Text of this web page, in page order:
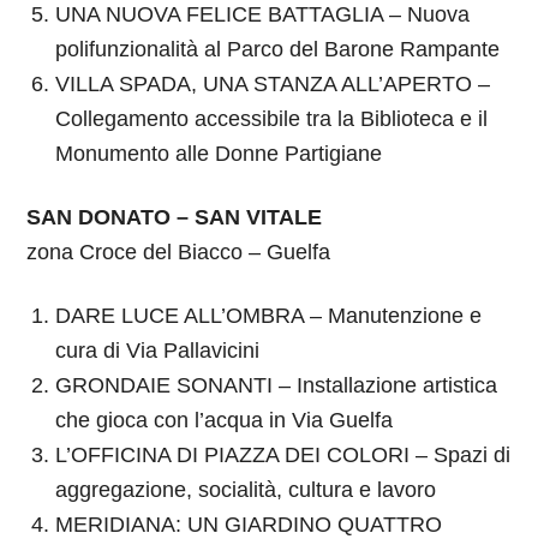
UNA NUOVA FELICE BATTAGLIA – Nuova
polifunzionalità al Parco del Barone Rampante
VILLA SPADA, UNA STANZA ALL’APERTO –
Collegamento accessibile tra la Biblioteca e il
Monumento alle Donne Partigiane
SAN DONATO – SAN VITALE
zona Croce del Biacco – Guelfa
DARE LUCE ALL’OMBRA – Manutenzione e
cura di Via Pallavicini
GRONDAIE SONANTI – Installazione artistica
che gioca con l’acqua in Via Guelfa
L’OFFICINA DI PIAZZA DEI COLORI – Spazi di
aggregazione, socialità, cultura e lavoro
MERIDIANA: UN GIARDINO QUATTRO